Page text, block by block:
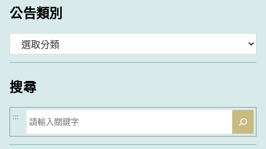
公告類別
類
搜尋
搜
尋
:::